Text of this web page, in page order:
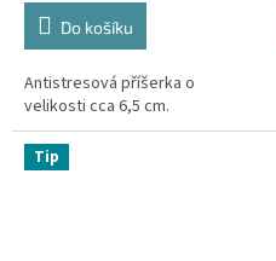
Do košíku
Antistresová příšerka o
velikosti cca 6,5 cm.
Tip